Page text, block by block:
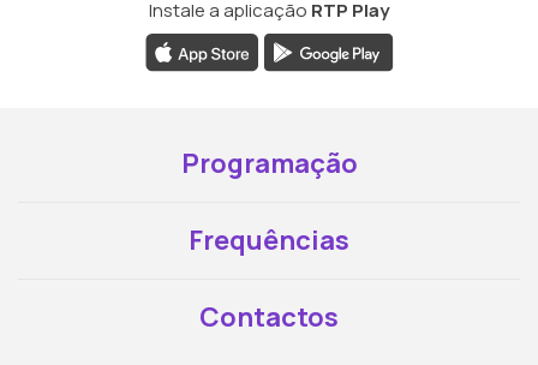
Instale a aplicação RTP Play
Programação
Frequências
Contactos